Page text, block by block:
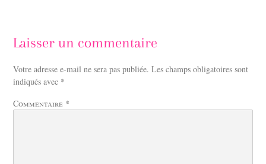
Laisser un commentaire
Votre adresse e-mail ne sera pas publiée. Les champs obligatoires sont
indiqués avec *
Commentaire *